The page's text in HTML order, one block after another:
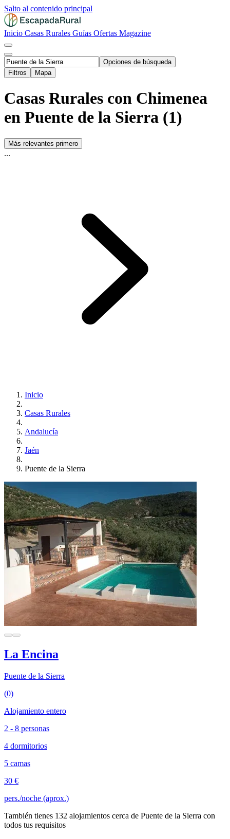
Salto al contenido principal
Inicio Casas Rurales Guías Ofertas Magazine
Opciones de búsqueda
Filtros
Mapa
Casas Rurales con Chimenea
en Puente de la Sierra (1)
Más relevantes primero
...
Inicio
Casas Rurales
Andalucía
Jaén
Puente de la Sierra
La Encina
Puente de la Sierra
(0)
Alojamiento entero
2 - 8 personas
4 dormitorios
5 camas
30 €
pers./noche (aprox.)
También tienes 132 alojamientos cerca de Puente de la Sierra con
todos tus requisitos